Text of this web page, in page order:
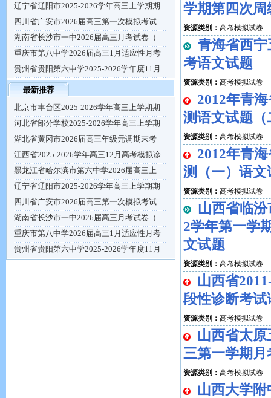
辽宁省辽阳市2025-2026学年高三上学期期
四川省广安市2026届高三第一次模拟考试
湖南省长沙市一中2026届高三月考试卷（
重庆市第八中学2026届高三1月适应性月考
贵州省贵阳第六中学2025-2026学年度11月
最新推荐
北京市丰台区2025-2026学年高三上学期期
河北省部分学校2025-2026学年高三上学期
湖北省黄冈市2026届高三年级元调期末考
江西省2025-2026学年高三12月高考模拟诊
黑龙江省哈尔滨市第六中学2026届高三上
辽宁省辽阳市2025-2026学年高三上学期期
四川省广安市2026届高三第一次模拟考试
湖南省长沙市一中2026届高三月考试卷（
重庆市第八中学2026届高三1月适应性月考
贵州省贵阳第六中学2025-2026学年度11月
学期第四次
资源类别： 高考模拟试卷
青海省西
考语文试题
资源类别： 高考模拟试卷
2012年青
测语文试题（
资源类别： 高考模拟试卷
2012年青
测（一）语文
资源类别： 高考模拟试卷
山西省临
2学年第一学
文试题
资源类别： 高考模拟试卷
山西省
段性诊断考试
资源类别： 高考模拟试卷
山西省太原
三第一学期
资源类别： 高考模拟试卷
山西大学附